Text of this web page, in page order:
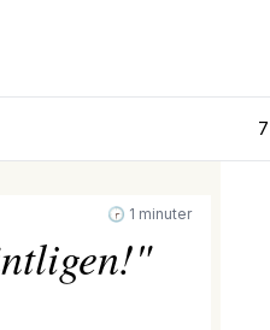
🕝 1 minuter